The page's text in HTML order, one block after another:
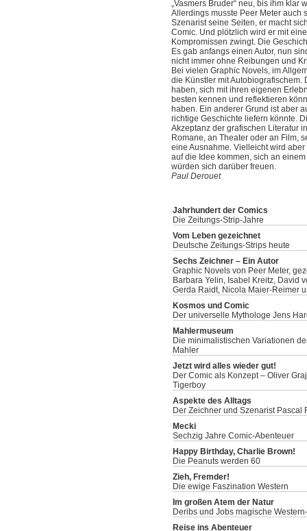
„Vasmers Bruder“ neu, bis ihm klar
Allerdings musste Peer Meter auch
Szenarist seine Seiten, er macht
Comic. Und plötzlich wird er mit
Kompromissen zwingt. Die
Es gab anfangs einen Autor, nun
nicht immer ohne Reibungen und
Bei vielen Graphic Novels, im
die Künstler mit
haben, sich mit ihren eigenen
besten kennen und reflektieren
haben. Ein anderer Grund ist aber
richtige Geschichte liefern könnte.
Akzeptanz der grafischen Literatur
Romane, an Theater oder an Film,
eine Ausnahme. Vielleicht wird
auf die Idee kommen, sich an
würden sich darüber freuen.
Paul Derouet
Jahrhundert der Comics
Die Zeitungs-Strip-Jahre
Vom Leben gezeichnet
Deutsche Zeitungs-Strips heute
Sechs Zeichner – Ein Autor
Graphic Novels von Peer Meter,
Barbara Yelin, Isabel Kreitz, David
Gerda Raidt, Nicola Maier-Reimer
Kosmos und Comic
Der universelle Mythologe Jens
Mahlermuseum
Die minimalistischen Variationen
Mahler
Jetzt wird alles wieder gut!
Der Comic als Konzept – Oliver
Tigerboy
Aspekte des Alltags
Der Zeichner und Szenarist Pascal
Mecki
Sechzig Jahre Comic-Abenteuer
Happy Birthday, Charlie Brown!
Die Peanuts werden 60
Zieh, Fremder!
Die ewige Faszination Western
Im großen Atem der Natur
Deribs und Jobs magische
Reise ins Abenteuer